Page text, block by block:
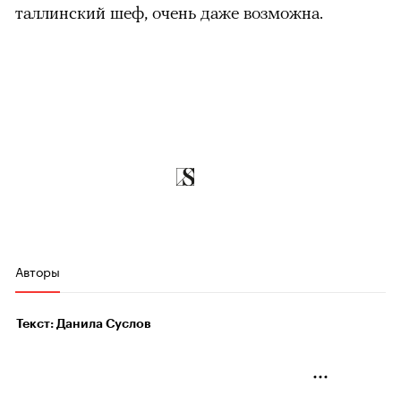
таллинский шеф, очень даже возможна.
Авторы
Текст: Данила Суслов